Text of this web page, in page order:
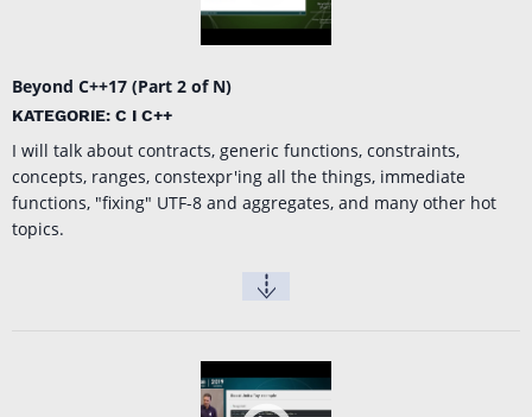
Beyond C++17 (Part 2 of N)
KATEGORIE: C I C++
I will talk about contracts, generic functions, constraints,
concepts, ranges, constexpr'ing all the things, immediate
functions, "fixing" UTF-8 and aggregates, and many other hot
topics.